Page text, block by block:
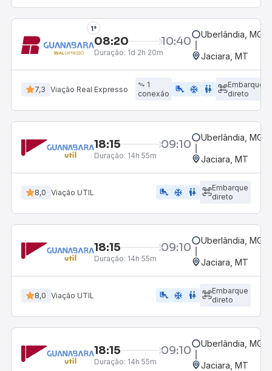
1°
08:20 10:40
Duração: 1d 2h 20m
Uberlândia, MG -
Jaciara, MT
7,3 Viação Real Expresso
1
conexão
airline_seat_legroom_extra ac_unit WC
Embarque
direto
18:15 09:10
Duração: 14h 55m
Uberlândia, MG -
Jaciara, MT
8,0 Viação UTIL airline_seat_legroom_extra ac_unit wc
Embarque
direto
18:15 09:10
Duração: 14h 55m
Uberlândia, MG -
Jaciara, MT
8,0 Viação UTIL airline_seat_legroom_extra ac_unit WC
Embarque
direto
18:15 09:10
Duração: 14h 55m
Uberlândia, MG -
Jaciara, MT